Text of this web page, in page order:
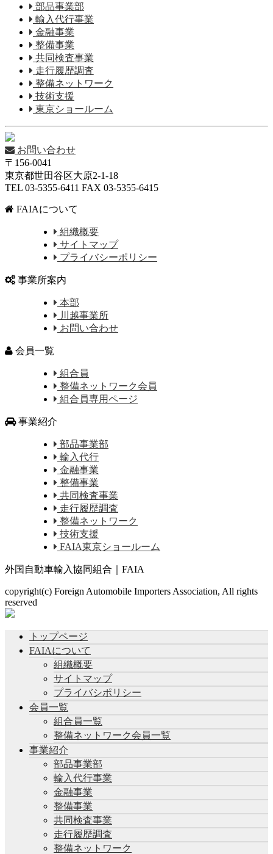
部品事業部
輸入代行事業
金融事業
整備事業
共同検査事業
走行履歴調査
整備ネットワーク
技術支援
東京ショールーム
お問い合わせ
〒156-0041
東京都世田谷区大原2-1-18
TEL 03-5355-6411 FAX 03-5355-6415
FAIAについて
組織概要
サイトマップ
プライバシーポリシー
事業所案内
本部
川越事業所
お問い合わせ
会員一覧
組合員
整備ネットワーク会員
組合員専用ページ
事業紹介
部品事業部
輸入代行
金融事業
整備事業
共同検査事業
走行履歴調査
整備ネットワーク
技術支援
FAIA東京ショールーム
外国自動車輸入協同組合｜FAIA
copyright(c) Foreign Automobile Importers Association, All rights
reserved
トップページ
FAIAについて
組織概要
サイトマップ
プライバシポリシー
会員一覧
組合員一覧
整備ネットワーク会員一覧
事業紹介
部品事業部
輸入代行事業
金融事業
整備事業
共同検査事業
走行履歴調査
整備ネットワーク